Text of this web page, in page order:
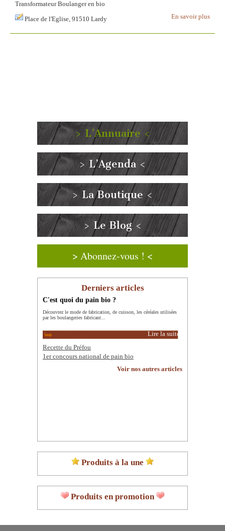
Transformateur Boulanger en bio
En savoir plus
Place de l'Eglise, 91510 Lardy
> L’Annuaire <
> L’Agenda <
> La Boutique <
> Le Blog <
> Abonnez-vous ! <
Derniers articles
C'est quoi du pain bio ?
Découvrez le mode de fabrication, de cuisson, les céréales utilisées
par les boulangeries fabricant...
Lire la suite
Recette du Préfou
1er concours national de pain bio
Voir nos autres articles
Produits à la une
Produits en promotion